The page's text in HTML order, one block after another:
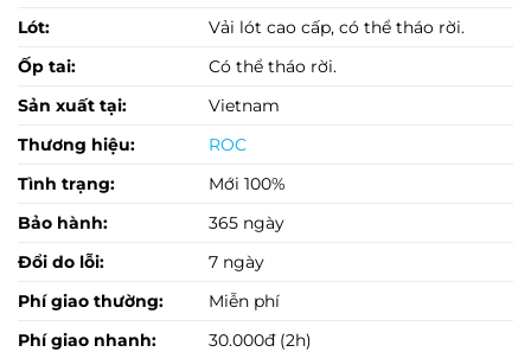
Lót:
Vải lót cao cấp, có thể tháo rời.
Ốp tai:
Có thể tháo rời.
Sản xuất tại:
Vietnam
Thương hiệu:
ROC
Tình trạng:
Mới 100%
Bảo hành:
365 ngày
Đổi do lỗi:
7 ngày
Phí giao thường:
Miễn phí
Phí giao nhanh:
30.000đ (2h)